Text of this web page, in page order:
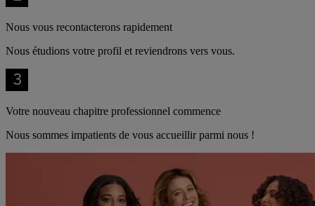
Nous vous recontacterons rapidement
Nous étudions votre profil et reviendrons vers vous.
Votre nouveau chapitre professionnel commence
Nous sommes impatients de vous accueillir parmi nous !